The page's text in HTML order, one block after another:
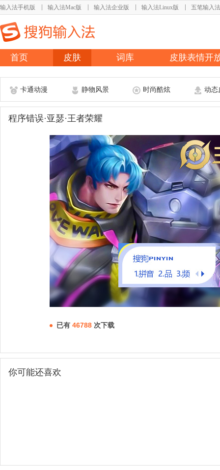
输入法手机版 输入法Mac版 输入法企业版 输入法Linux版 五笔输入法
首页 皮肤 词库 皮肤表情开
卡通动漫 静物风景 时尚酷炫 动态
程序错误·亚瑟·王者荣耀
已有 46788 次下载
你可能还喜欢